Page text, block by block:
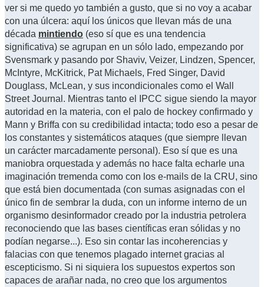
ver si me quedo yo también a gusto, que si no voy a acabar
con una úlcera: aquí los únicos que llevan más de una
década mintiendo (eso sí que es una tendencia
significativa) se agrupan en un sólo lado, empezando por
Svensmark y pasando por Shaviv, Veizer, Lindzen, Spencer,
McIntyre, McKitrick, Pat Michaels, Fred Singer, David
Douglass, McLean, y sus incondicionales como el Wall
Street Journal. Mientras tanto el IPCC sigue siendo la mayor
autoridad en la materia, con el palo de hockey confirmado y
Mann y Briffa con su credibilidad intacta; todo eso a pesar de
los constantes y sistemáticos ataques (que siempre llevan
un carácter marcadamente personal). Eso sí que es una
maniobra orquestada y además no hace falta echarle una
imaginación tremenda como con los e-mails de la CRU, sino
que está bien documentada (con sumas asignadas con el
único fin de sembrar la duda, con un informe interno de un
organismo desinformador creado por la industria petrolera
reconociendo que las bases científicas eran sólidas y no
podían negarse...). Eso sin contar las incoherencias y
falacias con que tenemos plagado internet gracias al
escepticismo. Si ni siquiera los supuestos expertos son
capaces de arañar nada, no creo que los argumentos